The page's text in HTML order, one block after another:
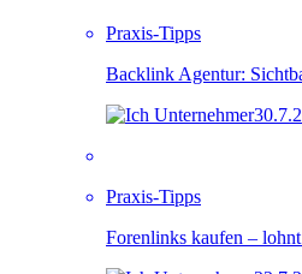
Praxis-Tipps
Backlink Agentur:
Praxis-Tipps
Forenlinks kaufen – lohnt